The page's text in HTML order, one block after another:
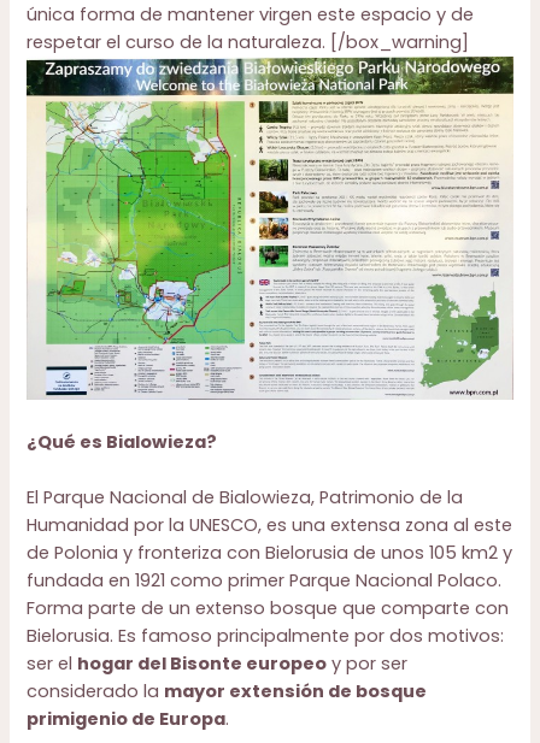
única forma de mantener virgen este espacio y de
respetar el curso de la naturaleza. [/box_warning]
¿Qué es Bialowieza?
El Parque Nacional de Bialowieza, Patrimonio de la
Humanidad por la UNESCO, es una extensa zona al este
de Polonia y fronteriza con Bielorusia de unos 105 km2 y
fundada en 1921 como primer Parque Nacional Polaco.
Forma parte de un extenso bosque que comparte con
Bielorusia. Es famoso principalmente por dos motivos:
ser el hogar del Bisonte europeo y por ser
considerado la mayor extensión de bosque
primigenio de Europa.